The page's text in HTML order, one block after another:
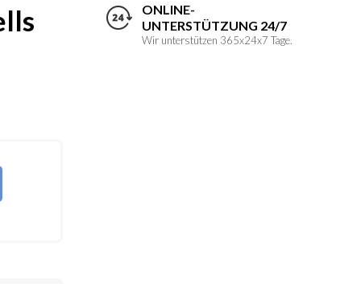
ONLINE-
UNTERSTÜTZUNG 24/7
Wir unterstützen 365x24x7 Tage.